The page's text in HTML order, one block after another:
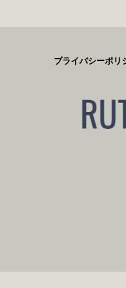
プライバシーポリ